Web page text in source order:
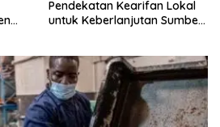
PMK pada Sapi Perah Secara
Alami dan Medis